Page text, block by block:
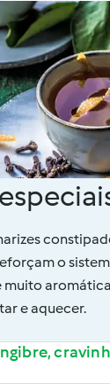
o
muito
e aquecer.